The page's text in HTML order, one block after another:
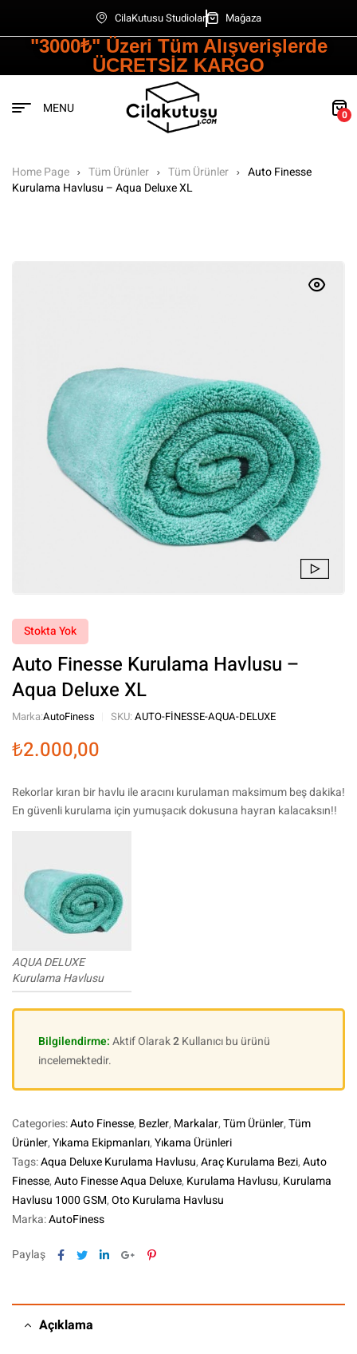
CilaKutusu Studiolar Mağaza
"3000₺" Üzeri Tüm Alışverişlerde
ÜCRETSİZ KARGO
MENU 0
Home Page Tüm Ürünler Tüm Ürünler
Auto Finesse
Kurulama Havlusu – Aqua Deluxe XL
Stokta Yok
Auto Finesse Kurulama Havlusu –
Aqua Deluxe XL
Marka:AutoFiness SKU: AUTO-FINESSE-AQUA-DELUXE
₺2.000,00
Rekorlar kıran bir havlu ile aracını kurulaman maksimum beş dakika!
En güvenli kurulama için yumuşacık dokusuna hayran kalacaksın!!
AQUA DELUXE
Kurulama Havlusu
Bilgilendirme:Aktif Olarak2Kullanıcı bu ürünü
incelemektedir.
Categories:Auto Finesse, Bezler, Markalar,Tüm Ürünler,Tüm
Ürünler,Yıkama Ekipmanları,Yıkama Ürünleri
Tags:Aqua Deluxe Kurulama Havlusu,Araç Kurulama Bezi,Auto
Finesse,Auto Finesse Aqua Deluxe, Kurulama Havlusu, Kurulama
Havlusu 1000 GSM,Oto Kurulama Havlusu
Marka:AutoFiness
Paylaş Facebook
TwitterLinkedinGoogle+Pinterest
Açıklama